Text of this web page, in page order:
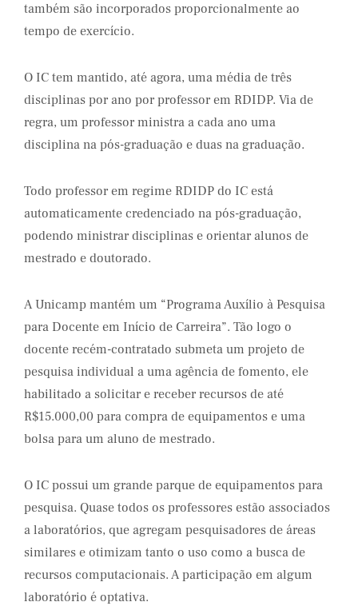
também são incorporados proporcionalmente ao
tempo de exercício.
O IC tem mantido, até agora, uma média de três
disciplinas por ano por professor em RDIDP. Via de
regra, um professor ministra a cada ano uma
disciplina na pós-graduação e duas na graduação.
Todo professor em regime RDIDP do IC está
automaticamente credenciado na pós-graduação,
podendo ministrar disciplinas e orientar alunos de
mestrado e doutorado.
A Unicamp mantém um “Programa Auxílio à Pesquisa
para Docente em Início de Carreira”. Tão logo o
docente recém-contratado submeta um projeto de
pesquisa individual a uma agência de fomento, ele
habilitado a solicitar e receber recursos de até
R$15.000,00 para compra de equipamentos e uma
bolsa para um aluno de mestrado.
O IC possui um grande parque de equipamentos para
pesquisa. Quase todos os professores estão associados
a laboratórios, que agregam pesquisadores de áreas
similares e otimizam tanto o uso como a busca de
recursos computacionais. A participação em algum
laboratório é optativa.